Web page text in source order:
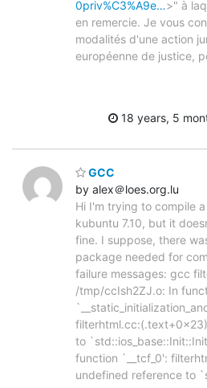
0priv%C3%A9e…>" à
en remercie. Je vous
modalités d'une action
européenne de justice,
18 years, 5
GCC
by alex＠loes.org.lu
Hi I'm trying to compile
kubuntu 7.10, but it
fine. I suppose, there
package needed for
failure messages: gcc
/tmp/ccIsh2ZJ.o: In
to
function `__tcf_0':
undefined reference to